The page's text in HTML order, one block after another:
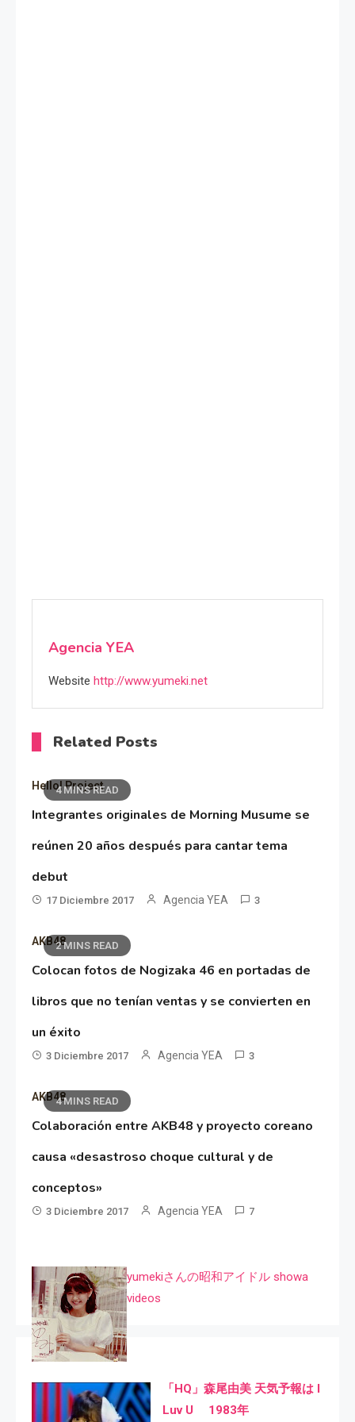
Agencia YEA
Website http://www.yumeki.net
Related Posts
4 MINS READ
Hello! Project
Integrantes originales de Morning Musume se
reúnen 20 años después para cantar tema
debut
17 Diciembre 2017 Agencia YEA 3
2 MINS READ
AKB48
Colocan fotos de Nogizaka 46 en portadas de
libros que no tenían ventas y se convierten en
un éxito
3 Diciembre 2017 Agencia YEA 3
4 MINS READ
AKB48
Colaboración entre AKB48 y proyecto coreano
causa «desastroso choque cultural y de
conceptos»
3 Diciembre 2017 Agencia YEA 7
yumekiさんの昭和アイドル showa
videos
「HQ」森尾由美 天気予報は I
Luv U 1983年